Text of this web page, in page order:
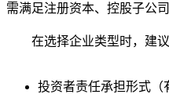
需满足注册资本、控股子公
在选择企业类型时，建议
投资者责任承担形式（